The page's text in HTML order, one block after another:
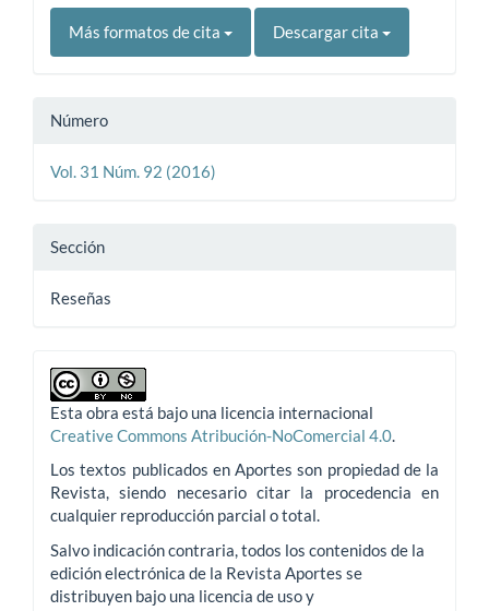
Más formatos de cita Descargar cita
Número
Vol. 31 Núm. 92 (2016)
Sección
Reseñas
Esta obra está bajo una licencia internacional
Creative Commons Atribución-NoComercial 4.0.
Los textos publicados en Aportes son propiedad de la
Revista, siendo necesario citar la procedencia en
cualquier reproducción parcial o total.
Salvo indicación contraria, todos los contenidos de la
edición electrónica de la Revista Aportes se
distribuyen bajo una licencia de uso y